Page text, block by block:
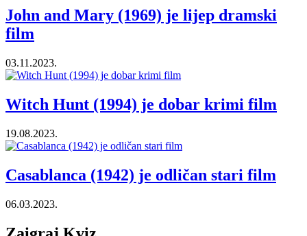
John and Mary (1969) je lijep dramski
film
03.11.2023.
Witch Hunt (1994) je dobar krimi film
19.08.2023.
Casablanca (1942) je odličan stari film
06.03.2023.